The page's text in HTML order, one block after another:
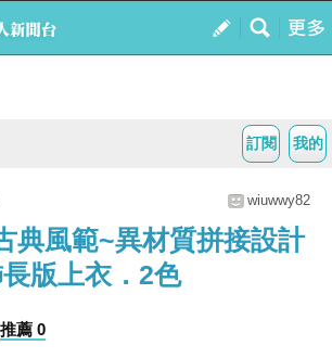
我的
訂閱
wiuwwy82
典風範~異材質拼接設計
版上衣．2色
推薦 0